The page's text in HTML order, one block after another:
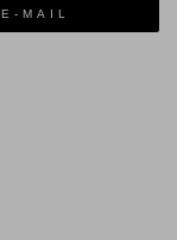
E-MAIL